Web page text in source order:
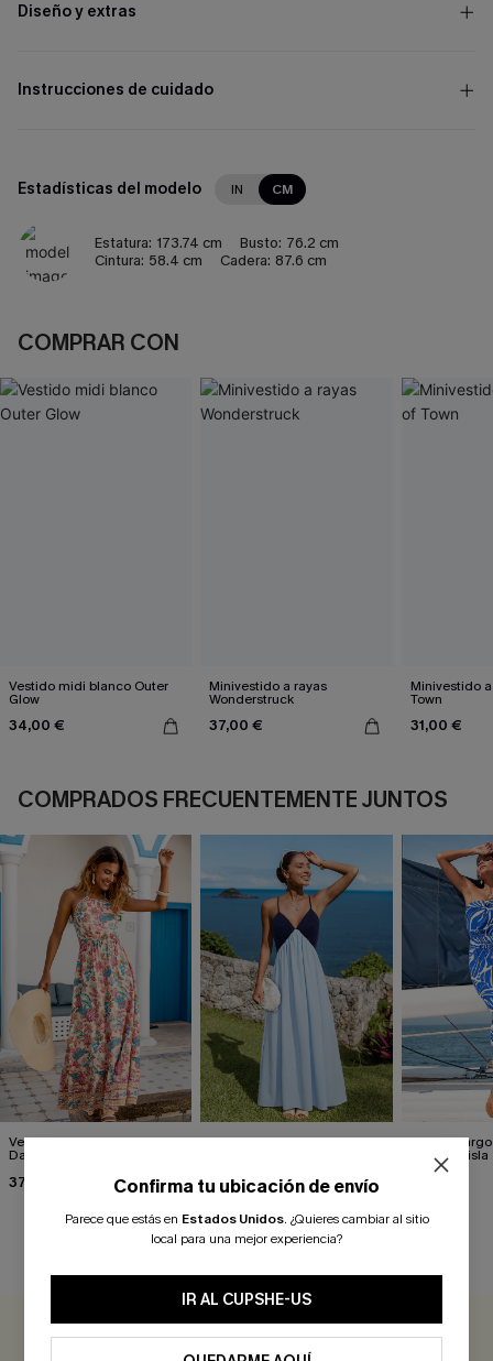
Diseño y extras
Instrucciones de cuidado
Estadísticas del modelo IN CM
Estatura: 173.74 cm Busto: 76.2 cm
Cintura: 58.4 cm Cadera: 87.6 cm
COMPRAR CON
Vestido midi blanco Outer
Glow
34,00 €
Minivestido a rayas
Wonderstruck
37,00 €
Minivestido
Town
31,00 €
COMPRADOS FRECUENTEMENTE JUNTOS
Vestido largo floral "No Bad
Days"
37,00 €
Vestido largo azul noche de
37,00 €
Vestido
icono de isla
0.0
Confirma tu ubicación de envío
Parece que estás en Estados Unidos. ¿Quieres cambiar al sitio
local para una mejor experiencia?
IR AL CUPSHE-US